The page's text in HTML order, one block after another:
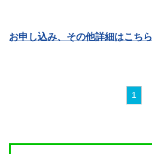
お申し込み、その他詳細はこちら
1